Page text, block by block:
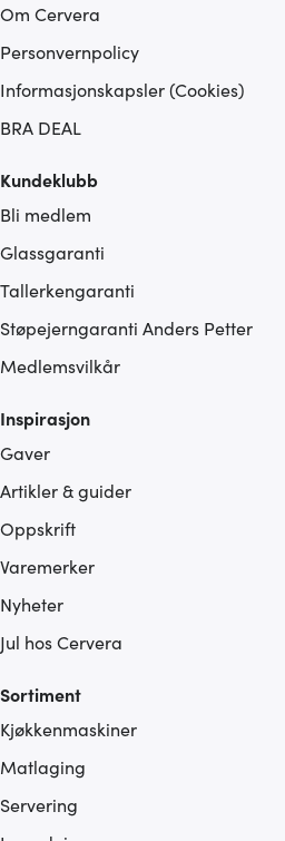
Om Cervera
Personvernpolicy
Informasjonskapsler (Cookies)
BRA DEAL
Kundeklubb
Bli medlem
Glassgaranti
Tallerkengaranti
Støpejerngaranti Anders Petter
Medlemsvilkår
Inspirasjon
Gaver
Artikler & guider
Oppskrift
Varemerker
Nyheter
Jul hos Cervera
Sortiment
Kjøkkenmaskiner
Matlaging
Servering